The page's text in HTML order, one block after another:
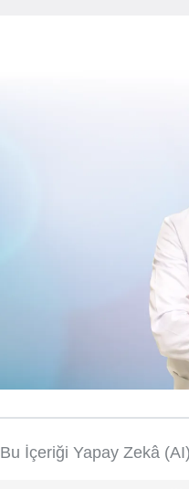
Bu İçeriği Yapay Zekâ